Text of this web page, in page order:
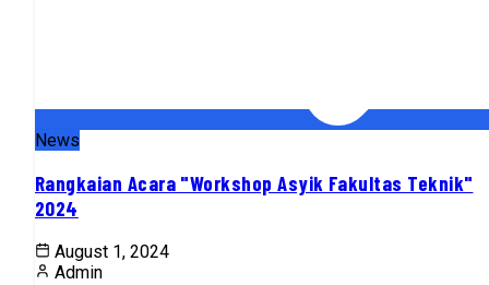
News
Rangkaian Acara "Workshop Asyik Fakultas Teknik"
2024
August 1, 2024
Admin